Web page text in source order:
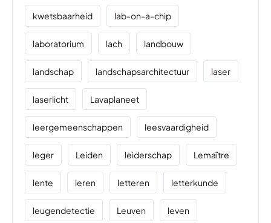
kwetsbaarheid lab-on-a-chip
laboratorium lach landbouw
landschap landschapsarchitectuur laser
laserlicht Lavaplaneet
leergemeenschappen leesvaardigheid
leger Leiden leiderschap Lemaître
lente leren letteren letterkunde
leugendetectie Leuven leven